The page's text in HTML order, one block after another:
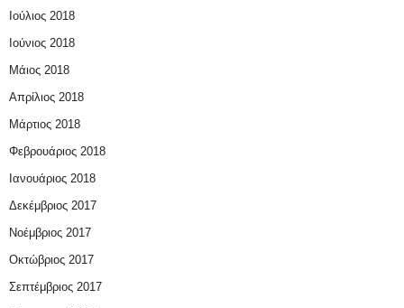
Ιούλιος 2018
Ιούνιος 2018
Μάιος 2018
Απρίλιος 2018
Μάρτιος 2018
Φεβρουάριος 2018
Ιανουάριος 2018
Δεκέμβριος 2017
Νοέμβριος 2017
Οκτώβριος 2017
Σεπτέμβριος 2017